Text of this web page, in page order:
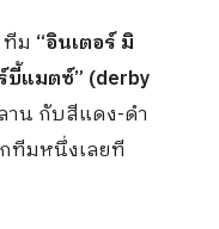
ม “อินเตอร์ มิ
บี้แมตซ์” (derby
าน กับสีแดง-ดำ
ทีมหนึ่งเลยที